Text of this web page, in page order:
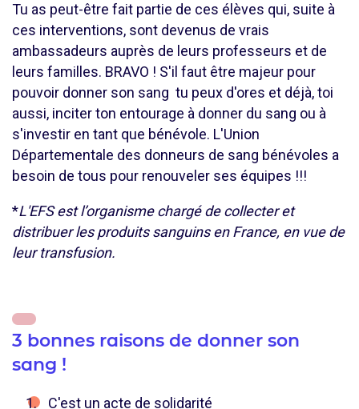
Tu as peut-être fait partie de ces élèves qui, suite à
ces interventions, sont devenus de vrais
ambassadeurs auprès de leurs professeurs et de
leurs familles. BRAVO ! S'il faut être majeur pour
pouvoir donner son sang tu peux d'ores et déjà, toi
aussi, inciter ton entourage à donner du sang ou à
s'investir en tant que bénévole. L'Union
Départementale des donneurs de sang bénévoles a
besoin de tous pour renouveler ses équipes !!!
*L'EFS est l’organisme chargé de collecter et
distribuer les produits sanguins en France, en vue de
leur transfusion.
3 bonnes raisons de donner son
sang !
C'est un acte de solidarité